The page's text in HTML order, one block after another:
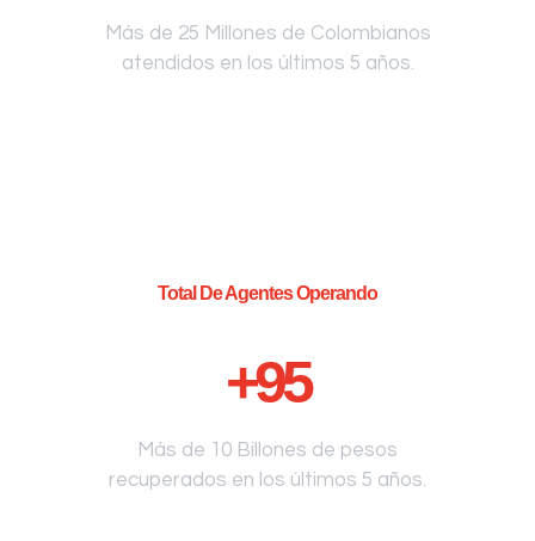
Más de 25 Millones de Colombianos
atendidos en los últimos 5 años.
Total De Agentes Operando
+95
Más de 10 Billones de pesos
recuperados en los últimos 5 años.